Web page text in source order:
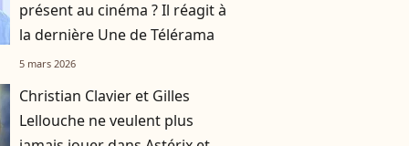
présent au cinéma ? Il réagit à
la dernière Une de Télérama
5 mars 2026
Christian Clavier et Gilles
Lellouche ne veulent plus